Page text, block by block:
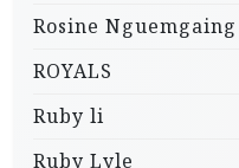
Rosine Nguemgaing
ROYALS
Ruby li
Ruby Lyle